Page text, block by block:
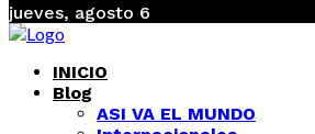
jueves, agosto 6
INICIO
Blog
ASI VA EL MUNDO